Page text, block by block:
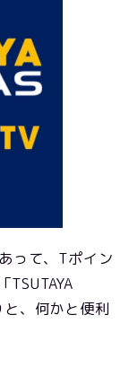
って、Tポイン
TSUTAYA
、何かと便利